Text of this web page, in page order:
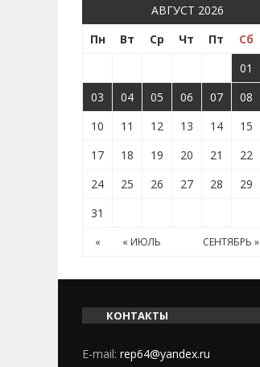
АВГУСТ 2026
Пн
Вт Ср Чт Пт Сб
01
03
04 05 06 07 08
10
11 12 13 14 15
17
18 19 20 21 22
24
25 26 27 28 29
31
« « ИЮЛЬ СЕНТЯБРЬ »
КОНТАКТЫ
E-mail: rep64@yandex.ru